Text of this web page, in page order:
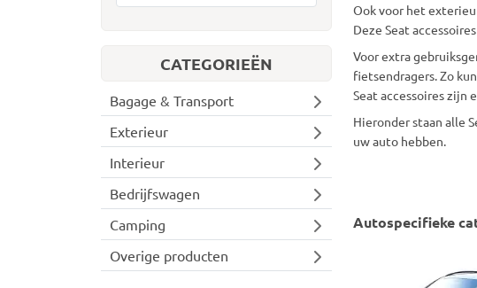
CATEGORIEËN
Bagage & Transport
Exterieur
Interieur
Bedrijfswagen
Camping
Overige producten
Ook voor het
Deze Seat
Voor extra
fietsendragers. Zo
Seat accessoires zijn
Hieronder staan alle
uw auto hebben.
Autospecifieke